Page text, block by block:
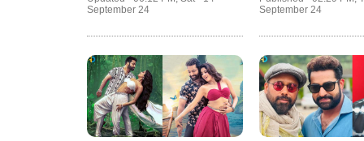
September 24
ఏం చేస్తుందంటే..?
September 24